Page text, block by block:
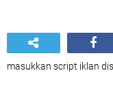
masukkan script iklan